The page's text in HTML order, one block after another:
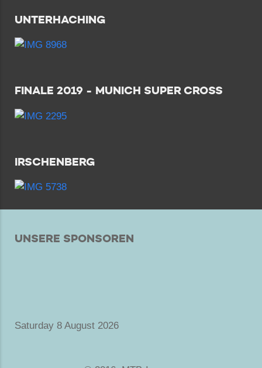
UNTERHACHING
FINALE 2019 - MUNICH SUPER CROSS
IRSCHENBERG
UNSERE SPONSOREN
Saturday 8 August 2026